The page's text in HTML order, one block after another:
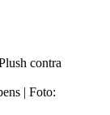
| Foto: